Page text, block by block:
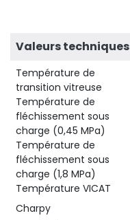
Valeurs techniques
Température de
transition vitreuse
Température de
fléchissement sous
charge (0,45 MPa)
Température de
fléchissement sous
charge (1,8 MPa)
Température VICAT
Charpy